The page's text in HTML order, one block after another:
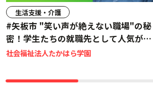
生活支援・介護
#矢板市 "笑い声が絶えない職場"の秘
密！学生たちの就職先として人気があ
る理由を聞いてみた。#社員インタビ
社会福祉法人たかはら学園